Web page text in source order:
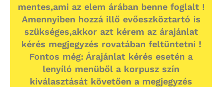
mentes,ami az elem árában benne foglalt !
Amennyiben hozzá illő evőeszköztartó is
szükséges,akkor azt kérem az árajánlat
kérés megjegyzés rovatában feltüntetni !
Fontos még: Árajánlat kérés esetén a
lenyíló menüből a korpusz szín
kiválasztását követően a megjegyzés